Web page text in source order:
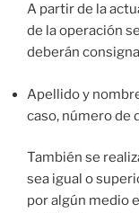
A partir de la
de la operación
deberán
Apellido y
caso, número de
También se
sea igual o
por algún medio